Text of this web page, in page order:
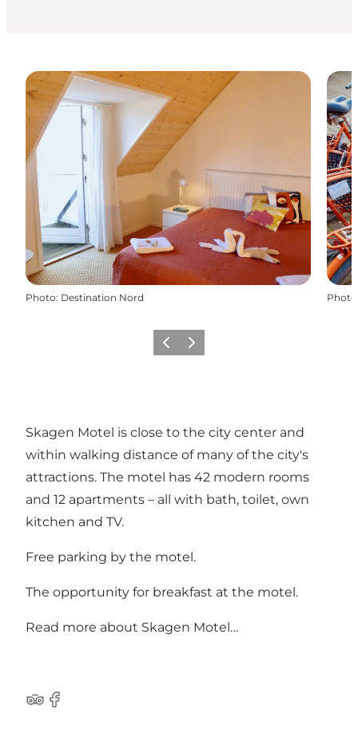
Photo: Destination Nord Photo
PrécédentSuivant
Skagen Motel is close to the city center and
within walking distance of many of the city's
attractions. The motel has 42 modern rooms
and 12 apartments – all with bath, toilet, own
kitchen and TV.
Free parking by the motel.
The opportunity for breakfast at the motel.
Read more about Skagen Motel…
TripAdvisor
Facebook